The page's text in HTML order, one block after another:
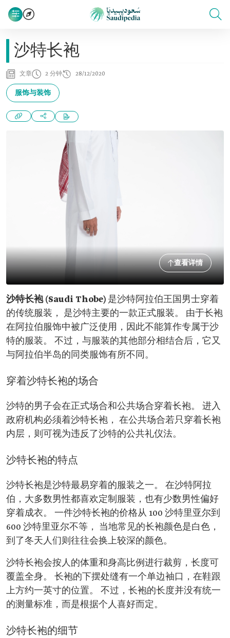
沙特长袍
文章 2 分钟 28/12/2020
服饰与装饰
查看详情
沙特长袍 (Saudi Thobe) 是沙特阿拉伯王国男士穿着
的传统服装， 是沙特主要的一款正式服装。 由于长袍
在阿拉伯服饰中被广泛使用，因此不能算作专属于沙
特的服装。 不过，与服装的其他部分相结合后，它又
与阿拉伯半岛的同类服饰有所不同。
穿着沙特长袍的场合
沙特的男子会在正式场合和公共场合穿着长袍。 进入
政府机构必须着沙特长袍， 在公共场合若只穿着长袍
内层，则可视为违反了沙特的公共礼仪法。
沙特长袍的特点
沙特长袍是沙特最易穿着的服装之一。 在沙特阿拉
伯，大多数男性都喜欢定制服装，也有少数男性偏好
穿着成衣。 一件沙特长袍的价格从 100 沙特里亚尔到
600 沙特里亚尔不等， 当地常见的长袍颜色是白色，
到了冬天人们则往往会换上较深的颜色。
沙特长袍会按人的体重和身高比例进行裁剪，长度可
覆盖全身。 长袍的下摆处缝有一个单边袖口，在鞋跟
上方约一英寸的位置。 不过，长袍的长度并没有统一
的测量标准，而是根据个人喜好而定。
沙特长袍的细节